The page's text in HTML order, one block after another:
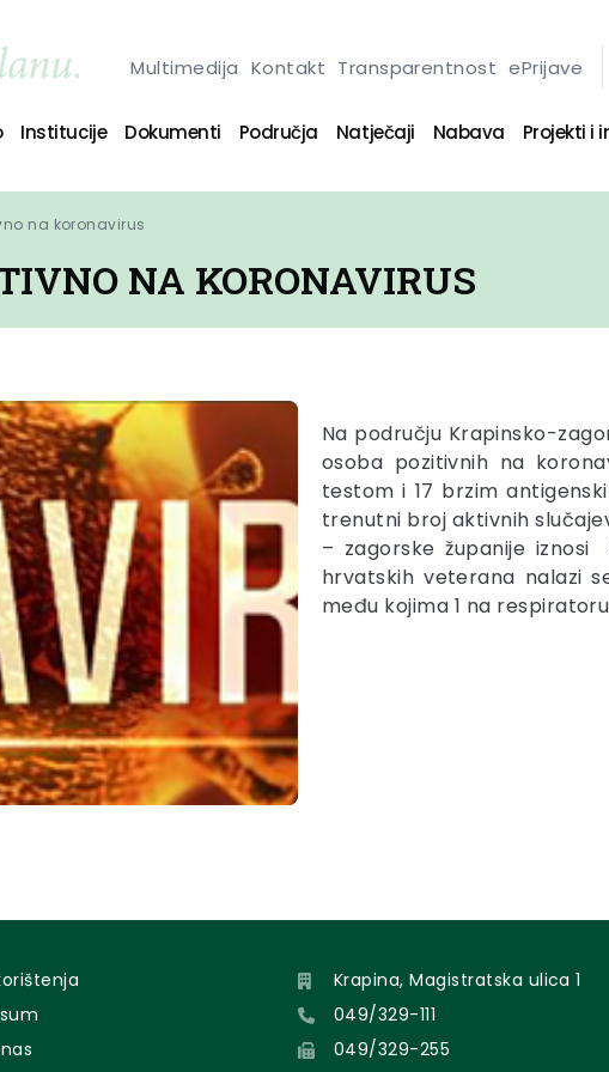
Multimedija Kontakt Transparentnost ePrijave
Institucije Dokumenti Područja Natječaji Nabava Projekti i
na koronavirus
NA KORONAVIRUS
Na području Krapinsko-
osoba pozitivnih na
testom i 17 brzim
trenutni broj aktivnih
– zagorske županije
hrvatskih veterana nalazi
među kojima 1 na
Krapina, Magistratska ulica 1
049/329-111
049/329-255